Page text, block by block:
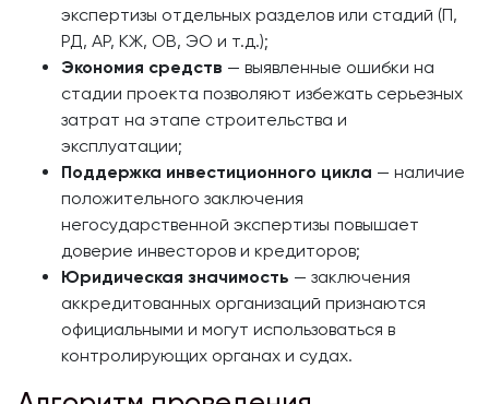
экспертизы отдельных разделов или стадий (П,
РД, АР, КЖ, ОВ, ЭО и т.д.);
Экономия средств — выявленные ошибки на
стадии проекта позволяют избежать серьезных
затрат на этапе строительства и
эксплуатации;
Поддержка инвестиционного цикла — наличие
положительного заключения
негосударственной экспертизы повышает
доверие инвесторов и кредиторов;
Юридическая значимость — заключения
аккредитованных организаций признаются
официальными и могут использоваться в
контролирующих органах и судах.